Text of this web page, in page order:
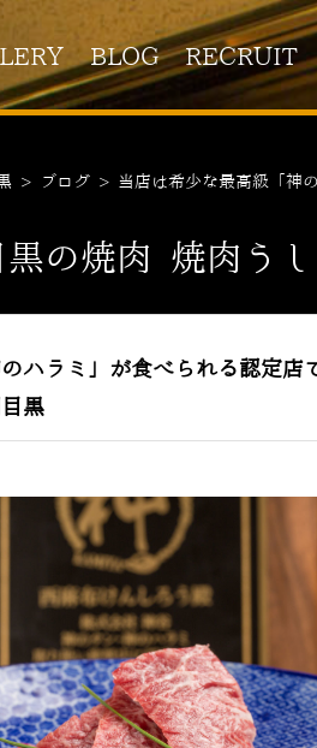
BLOG RECRUIT
> ブログ > 当店は希少な最高級「神
黒の焼肉 焼肉う
ハラミ」が食べられる認定
黒